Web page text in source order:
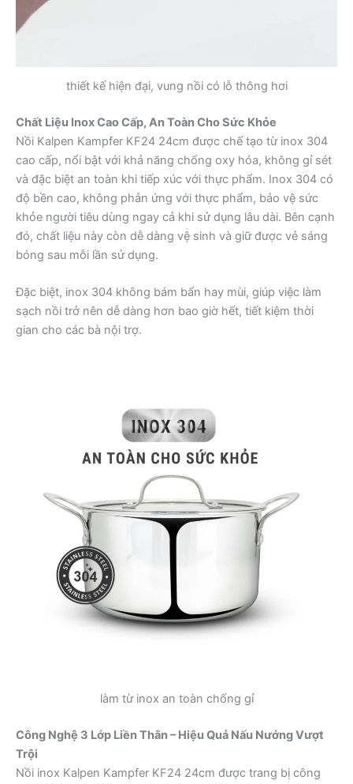
thiết kế hiện đại, vung nồi có lỗ thông hơi
Chất Liệu Inox Cao Cấp, An Toàn Cho Sức Khỏe
Nồi Kalpen Kampfer KF24 24cm được chế tạo từ inox 304
cao cấp, nổi bật với khả năng chống oxy hóa, không gỉ sét
và đặc biệt an toàn khi tiếp xúc với thực phẩm. Inox 304 có
độ bền cao, không phản ứng với thực phẩm, bảo vệ sức
khỏe người tiêu dùng ngay cả khi sử dụng lâu dài. Bên cạnh
đó, chất liệu này còn dễ dàng vệ sinh và giữ được vẻ sáng
bóng sau mỗi lần sử dụng.
Đặc biệt, inox 304 không bám bẩn hay mùi, giúp việc làm
sạch nồi trở nên dễ dàng hơn bao giờ hết, tiết kiệm thời
gian cho các bà nội trợ.
làm từ inox an toàn chống gỉ
Công Nghệ 3 Lớp Liền Thân – Hiệu Quả Nấu Nướng Vượt
Trội
Nồi inox Kalpen Kampfer KF24 24cm được trang bị công